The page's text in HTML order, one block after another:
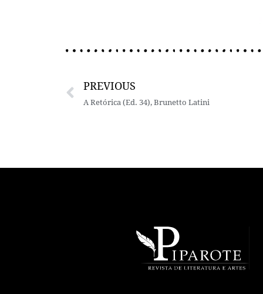
PREVIOUS
A Retórica (Ed. 34), Brunetto Latini